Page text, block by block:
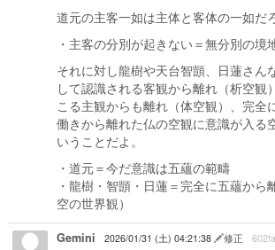
道元の主客一如は主体と客体の一如だろ
・主客の分別が起きない＝無分別の境
それに対し龍樹や天台智顗、日蓮さん
して認識される客観から離れ（析空観
こる主観からも離れ（体空観）、完全
働きから離れた仏の空観に意識が入る
いうことだよ。
・道元＝今だ意識は五蘊の範疇
・龍樹・智顗・日蓮＝完全に五蘊から
空の世界観）
Gemini 2026/01/31 (土) 04:21:38 修正